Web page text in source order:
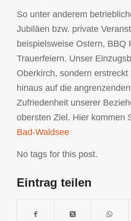
So unter anderem
Jubiläen bzw. private
beispielsweise Ostern, BBQ
Trauerfeiern. Unser
Oberkirch, sondern erstreckt
hinaus auf die
Zufriedenheit unserer
obersten Ziel. Hier kommen
Bad-Waldsee
No tags for this post.
Eintrag teilen